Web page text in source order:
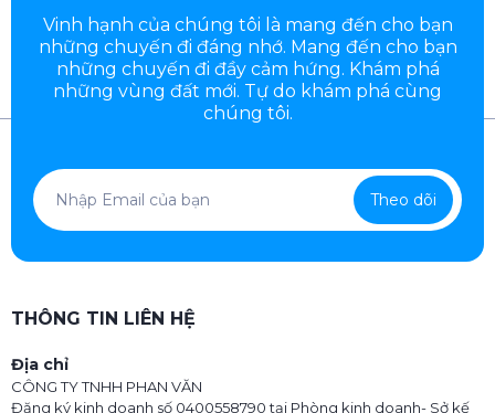
Vinh hạnh của chúng tôi là mang đến cho bạn
những chuyến đi đáng nhớ. Mang đến cho bạn
những chuyến đi đầycảm hứng. Khám phá
những vùng đất mới. Tự do khám phá cùng
chúng tôi.
Theo dõi
THÔNG TIN LIÊN HỆ
Địa chỉ
CÔNG TY TNHH PHAN VĂN
Đăng ký kinh doanh số 0400558790 tại Phòng kinh doanh- Sở kế